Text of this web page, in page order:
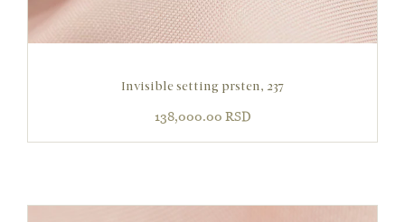
Invisible setting prsten, 237
138,000.00 RSD